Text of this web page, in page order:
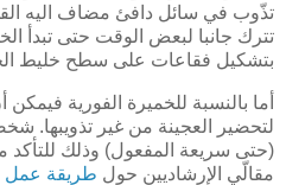
تذّوب في سائل دافئ مضاف اليه
تترك جانبا لبعض الوقت حتى تبدأ
بتشكيل فقاعات على سطح خليط
أما بالنسبة للخميرة الفورية
لتحضير العجينة من غير تذويبها.
(حتى سريعة المفعول) وذلك للتأكد
مقالّي الإرشاديين حول طريقة عمل